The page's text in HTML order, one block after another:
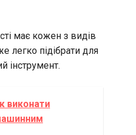
має кожен з видів
легко підібрати для
інструмент.
виконати